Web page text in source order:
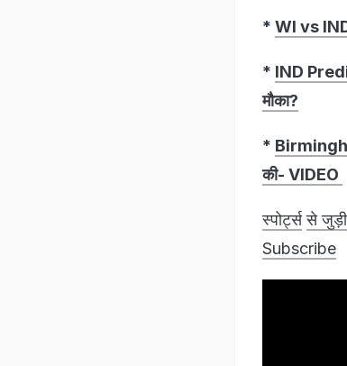
* WI vs
* IND
मौका?
*
की- VIDEO
स्पोर्ट्स से
Subscribe